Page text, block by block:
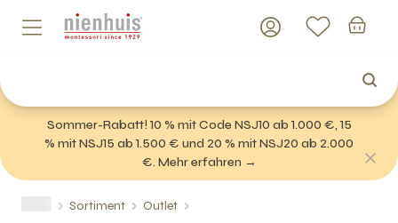
Sommer-Rabatt! 10 % mit Code NSJ10 ab 1.000 €, 15
% mit NSJ15 ab 1.500 € und 20 % mit NSJ20 ab 2.000
€. Mehr erfahren →
Sortiment Outlet